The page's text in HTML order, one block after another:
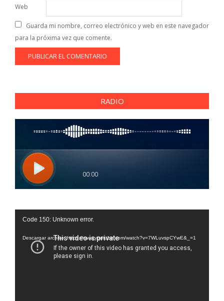
Web
Guarda mi nombre, correo electrónico y web en este navegador
para la próxima vez que comente.
RADIO
Reproductor
vídeo
Code 150: Unknown error.
Descargar archivo: https://www.youtube.com/watch?v=7WLuvspCYwE&_=1